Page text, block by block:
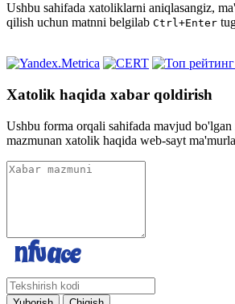
Ushbu sahifada xatoliklarni aniqlasangiz,
qilish uchun matnni belgilab Ctrl+Enter
Xatolik haqida xabar qoldirish
Ushbu forma orqali sahifada mavjud
mazmunan xatolik haqida web-sayt